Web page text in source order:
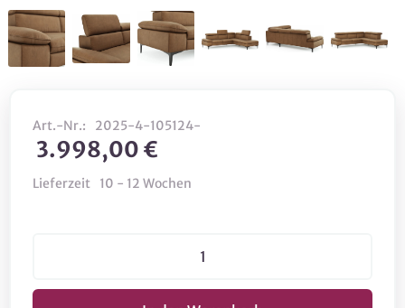
Art.-Nr.: 2025-4-105124-
3.998,00 €
Lieferzeit 10 - 12 Wochen